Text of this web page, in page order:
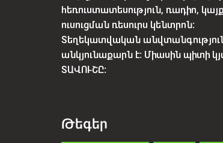
հեռուստատեսություն, ռադիո,
ուսուցման ռեսուրս կենտրոն:
Տեղեկատվական
անկյունաքարն է: Միասին պիտի
ՏԱՎՈՒՇԸ:
Թեգեր